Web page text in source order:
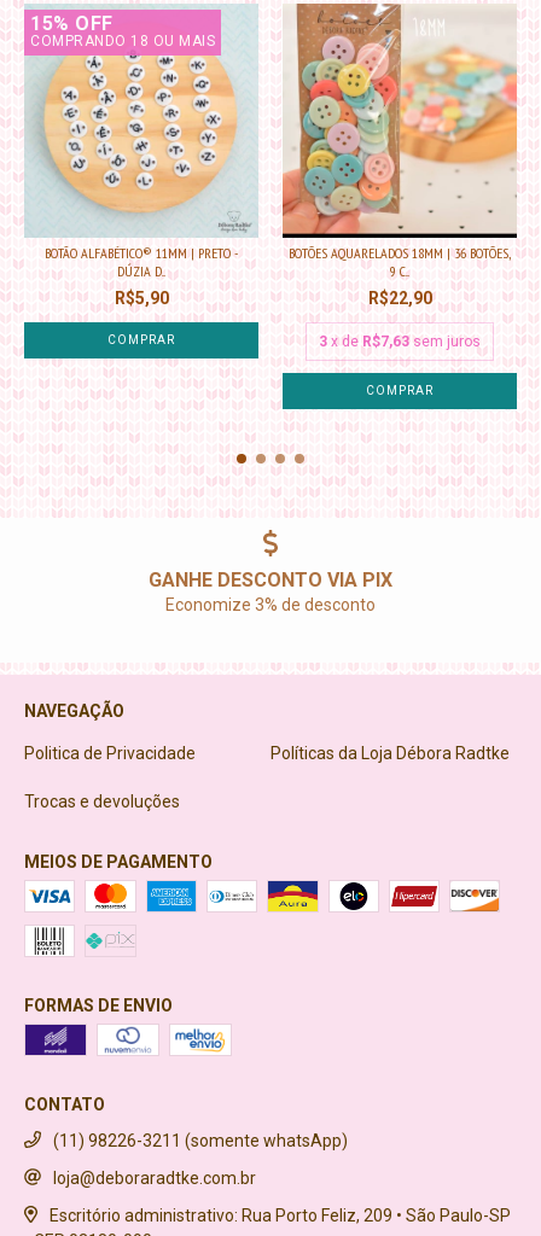
15% OFF
COMPRANDO 18 OU MAIS
BOTÃO ALFABÉTICO® 11MM | PRETO -
DÚZIA D...
R$5,90
COMPRAR
BOTÕES AQUARELADOS 18MM | 36 BOTÕES,
9 C...
R$22,90
3 x de R$7,63 sem juros
COMPRAR
GANHE DESCONTO VIA PIX
Economize 3% de desconto
NAVEGAÇÃO
Politica de Privacidade Políticas da Loja Débora Radtke
Trocas e devoluções
MEIOS DE PAGAMENTO
FORMAS DE ENVIO
CONTATO
(11) 98226-3211 (somente whatsApp)
loja@deboraradtke.com.br
Escritório administrativo: Rua Porto Feliz, 209 • São Paulo-SP